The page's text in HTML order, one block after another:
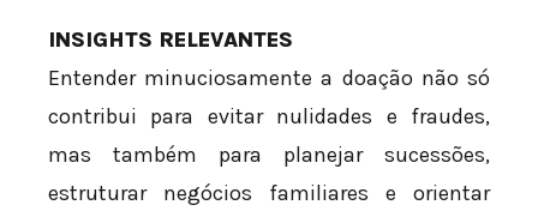
INSIGHTS RELEVANTES
Entender minuciosamente a doação não só
contribui para evitar nulidades e fraudes,
mas também para planejar sucessões,
estruturar negócios familiares e orientar